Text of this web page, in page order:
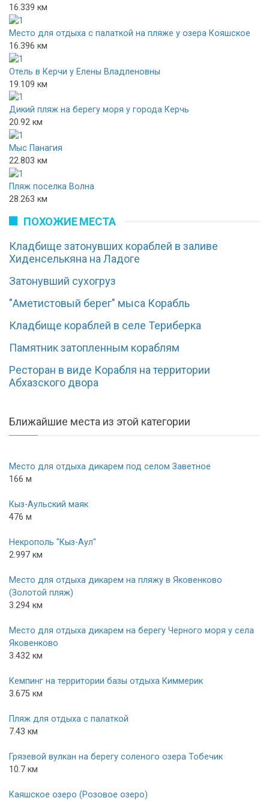
16.339 км
Место для отдыха с палаткой на пляже у озера Кояшское
16.396 км
Отель в Керчи у Елены Владленовны
19.109 км
Дикий пляж на берегу моря у города Керчь
20.92 км
Мыс Панагия
22.803 км
Пляж поселка Волна
28.263 км
ПОХОЖИЕ МЕСТА
Кладбище затонувших кораблей в заливе
Хиденселькяна на Ладоге
Затонувший сухогруз
"Аметистовый берег" мыса Корабль
Кладбище кораблей в селе Териберка
Памятник затопленным кораблям
Ресторан в виде Корабля на территории
Абхазского двора
Ближайшие места из этой категории
Место для отдыха дикарем под селом Заветное
166 м
Кыз-Аульский маяк
476 м
Некрополь "Кыз-Аул"
2.997 км
Место для отдыха дикарем на пляжу в Яковенково
(Золотой пляж)
3.294 км
Место для отдыха дикарем на берегу Черного моря у села
Яковенково
3.432 км
Кемпинг на территории базы отдыха Киммерик
3.675 км
Пляж для отдыха с палаткой
7.43 км
Грязевой вулкан на берегу соленого озера Тобечик
10.7 км
Каяшское озеро (Розовое озеро)